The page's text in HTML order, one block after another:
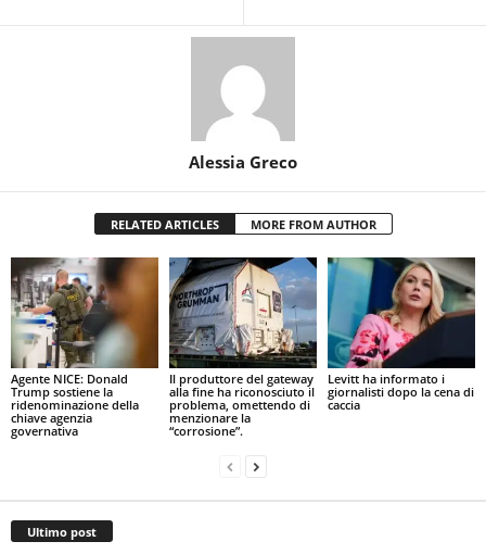
Alessia Greco
RELATED ARTICLES MORE FROM AUTHOR
Agente NICE: Donald
Trump sostiene la
ridenominazione della
chiave agenzia
governativa
Il produttore del gateway
alla fine ha riconosciuto il
problema, omettendo di
menzionare la
“corrosione”.
Levitt ha informato i
giornalisti dopo la cena di
caccia
Ultimo post